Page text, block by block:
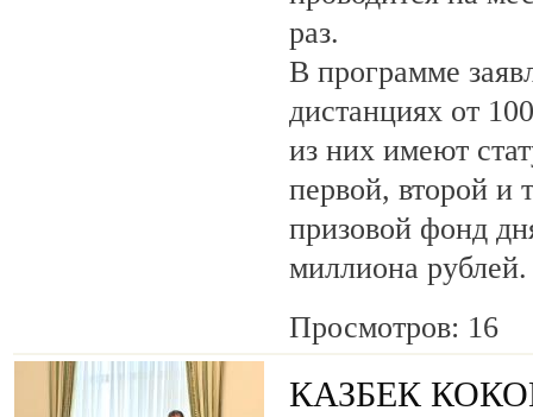
раз.
В программе
дистанциях от
из них имеют
первой, второй и
призовой фонд
миллиона рублей.
Просмотров: 16
КАЗБЕК